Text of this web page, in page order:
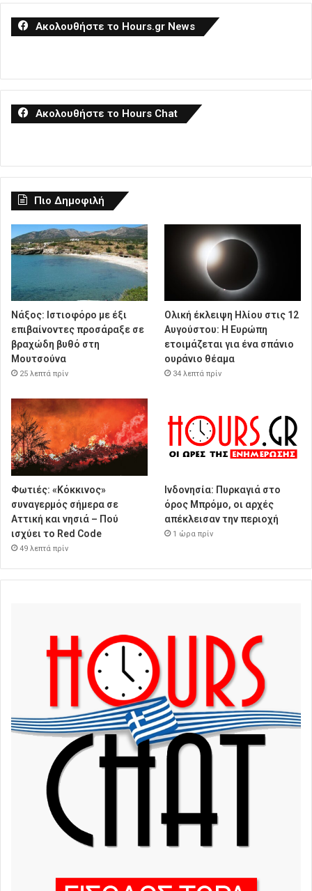
Ακολουθήστε το Hours.gr News
Ακολουθήστε το Hours Chat
Πιο Δημοφιλή
Νάξος: Ιστιοφόρο με έξι
επιβαίνοντες προσάραξε σε
βραχώδη βυθό στη
Μουτσούνα
25 λεπτά πρίν
Ολική έκλειψη Ηλίου στις 12
Αυγούστου: Η Ευρώπη
ετοιμάζεται για ένα σπάνιο
ουράνιο θέαμα
34 λεπτά πρίν
Φωτιές: «Κόκκινος»
συναγερμός σήμερα σε
Αττική και νησιά – Πού
ισχύει το Red Code
49 λεπτά πρίν
Ινδονησία: Πυρκαγιά στο
όρος Μπρόμο, οι αρχές
απέκλεισαν την περιοχή
1 ώρα πρίν